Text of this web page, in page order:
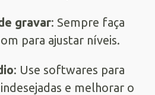
gravar: Sempre faça
para ajustar níveis.
: Use softwares para
e melhorar o